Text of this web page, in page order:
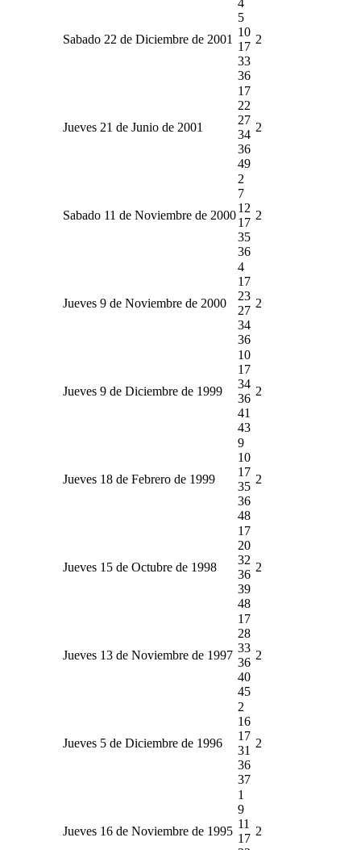
Sabado 22 de Diciembre de 2001
5
10
17
33
36
2
Jueves 21 de Junio de 2001
17
22
27
34
36
49
2
Sabado 11 de Noviembre de 2000
2
7
12
17
35
36
2
Jueves 9 de Noviembre de 2000
4
17
23
27
34
36
2
Jueves 9 de Diciembre de 1999
10
17
34
36
41
43
2
Jueves 18 de Febrero de 1999
9
10
17
35
36
48
2
Jueves 15 de Octubre de 1998
17
20
32
36
39
48
2
Jueves 13 de Noviembre de 1997
17
28
33
36
40
45
2
Jueves 5 de Diciembre de 1996
2
16
17
31
36
37
2
Jueves 16 de Noviembre de 1995
1
9
11
17
2